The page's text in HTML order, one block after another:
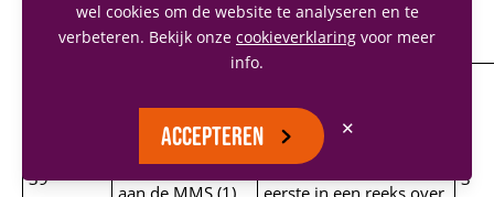
school en samenleving
in elkaar grijpen.
39
Herinneringen
aan de MMS (1)
komt in 1948 op MMS
Regina Mundi. In
aflevering 49 is zij de
eerste in een reeks over
3
wel cookies om de website te analyseren en te
verbeteren. Bekijk onze cookieverklaring voor meer
info.
ACCEPTEREN ✕